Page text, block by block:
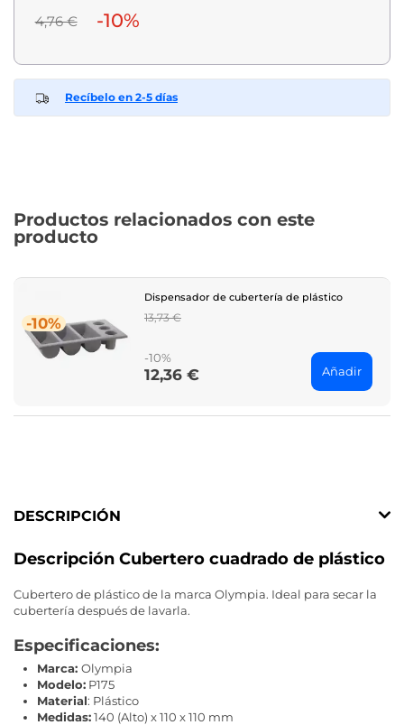
4,76 € -10%
Recíbelo en 2-5 días
Productos relacionados con este
producto
-10%
Dispensador de cubertería de plástico
Regular
13,73 €
-10%
Price
12,36 € Añadir
DESCRIPCIÓN
Descripción Cubertero cuadrado de plástico
Cubertero de plástico de la marca Olympia. Ideal para secar la
cubertería después de lavarla.
Especificaciones:
Marca: Olympia
Modelo: P175
Material: Plástico
Medidas:140 (Alto) x 110 x 110 mm